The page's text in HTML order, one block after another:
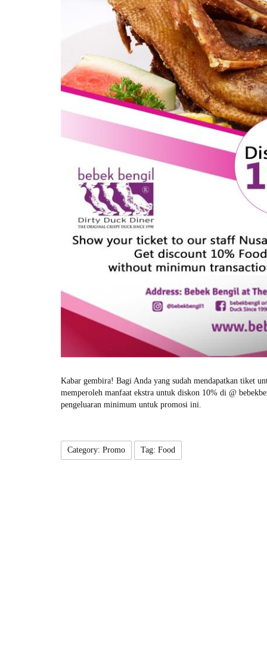
Kabar gembira! Bagi Anda yang sudah mendapatkan tiket
memperoleh manfaat ekstra untuk diskon 10% di @
pengeluaran minimum untuk promosi ini.
Category: Promo Tag: Food